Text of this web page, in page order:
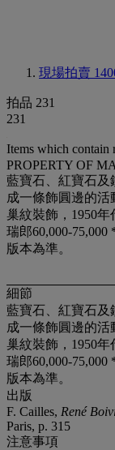
現場拍賣
拍品 231
231
Items which
PROPERTY OF
藍寶石、紅寶石及
成一條飾圓邊的
巢紋裝飾，1950年
瑞郎60,000-
版本為準。
細節
藍寶石、紅寶石及
成一條飾圓邊的活
巢紋裝飾，1950年
瑞郎60,000-
版本為準。
出版
F. Cailles, René
Paris, p. 315
注意事項